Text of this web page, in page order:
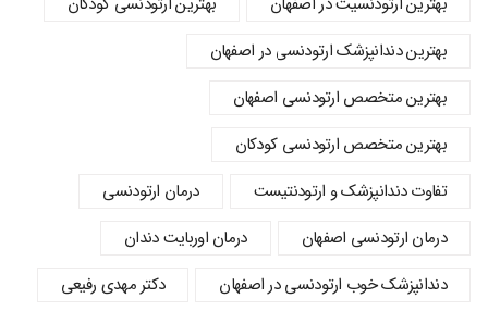
بهترین دندانپزشک ارتودنسی در اصفهان
بهترین متخصص ارتودنسی اصفهان
بهترین متخصص ارتودنسی کودکان
تفاوت دندانپزشک و ارتودنتیست
درمان ارتودنسی
درمان ارتودنسی اصفهان
درمان اوربایت دندان
دندانپزشک خوب ارتودنسی در اصفهان
دکتر مهدی رفیعی